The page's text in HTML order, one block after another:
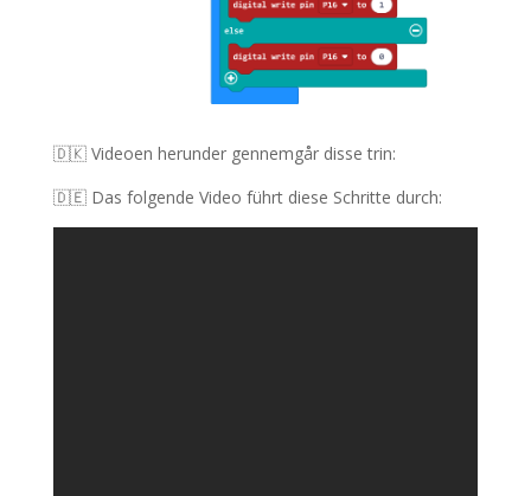
🇩🇰 Videoen herunder gennemgår disse trin:
🇩🇪 Das folgende Video führt diese Schritte durch: